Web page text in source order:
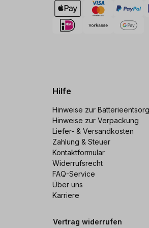
Hilfe
Hinweise zur
Hinweise zur Verpackung
Liefer- & Versandkosten
Zahlung & Steuer
Kontaktformular
Widerrufsrecht
FAQ-Service
Über uns
Karriere
Vertrag widerrufen